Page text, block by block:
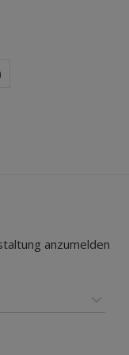
anzumelden